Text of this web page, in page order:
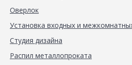
Оверлок
Установка входных и
Студия дизайна
Распил металлопроката